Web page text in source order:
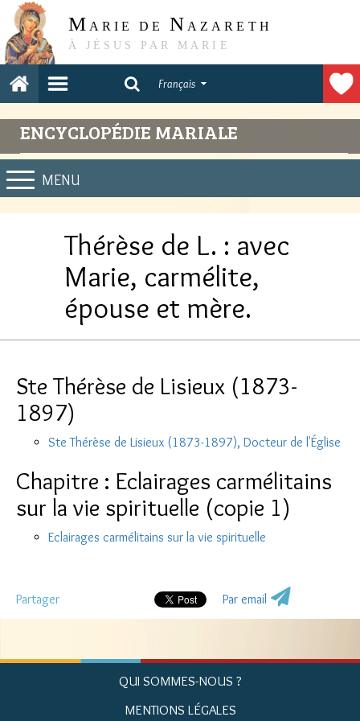
M ARIE DE N AZARETH
À JÉSUS PAR MARIE
Français
ENCYCLOPÉDIE MARIALE
MENU
Thérèse de L. : avec
Marie, carmélite,
épouse et mère.
Ste Thérèse de Lisieux (1873-
1897)
Ste Thérèse de Lisieux (1873-1897), Docteur de l'Église
Chapitre : Eclairages carmélitains
sur la vie spirituelle (copie 1)
Eclairages carmélitains sur la vie spirituelle
Partager Par email
QUI SOMMES-NOUS ?
MENTIONS LÉGALES